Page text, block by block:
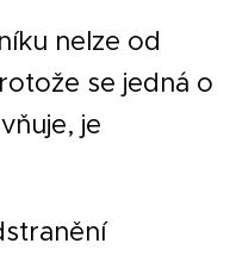
nelze od
se jedná o
je